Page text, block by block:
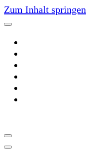
Zum Inhalt springen
~Schreibtrieb~